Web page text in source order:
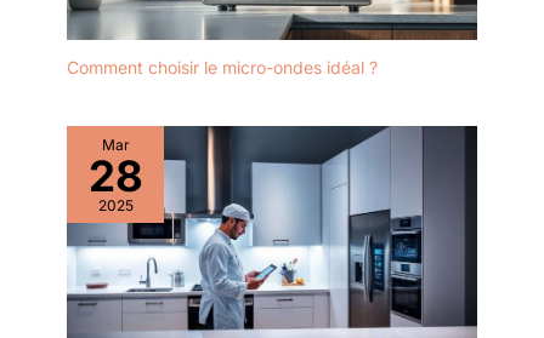
Comment choisir le micro-ondes idéal ?
Mar
28
2025